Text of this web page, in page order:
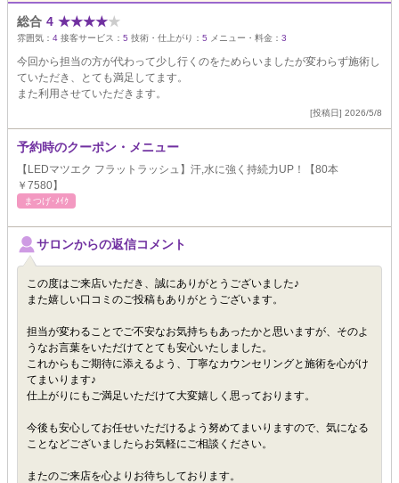
総合 4 ★★★★★
雰囲気： 4 接客サービス： 5 技術・仕上がり： 5 メニュー・料金： 3
今回から担当の方が代わって少し行くのをためらいましたが変わらず施術し
ていただき、とても満足してます。
また利用させていただきます。
[投稿日] 2026/5/8
予約時のクーポン・メニュー
【LEDマツエク フラットラッシュ】汗,水に強く持続力UP！【80本
￥7580】
まつげ･ﾒｲｸ
サロンからの返信コメント
この度はご来店いただき、誠にありがとうございました♪
また嬉しい口コミのご投稿もありがとうございます。
担当が変わることでご不安なお気持ちもあったかと思いますが、そのよ
うなお言葉をいただけてとても安心いたしました。
これからもご期待に添えるよう、丁寧なカウンセリングと施術を心がけ
てまいります♪
仕上がりにもご満足いただけて大変嬉しく思っております。
今後も安心してお任せいただけるよう努めてまいりますので、気になる
ことなどございましたらお気軽にご相談ください。
またのご来店を心よりお待ちしております。